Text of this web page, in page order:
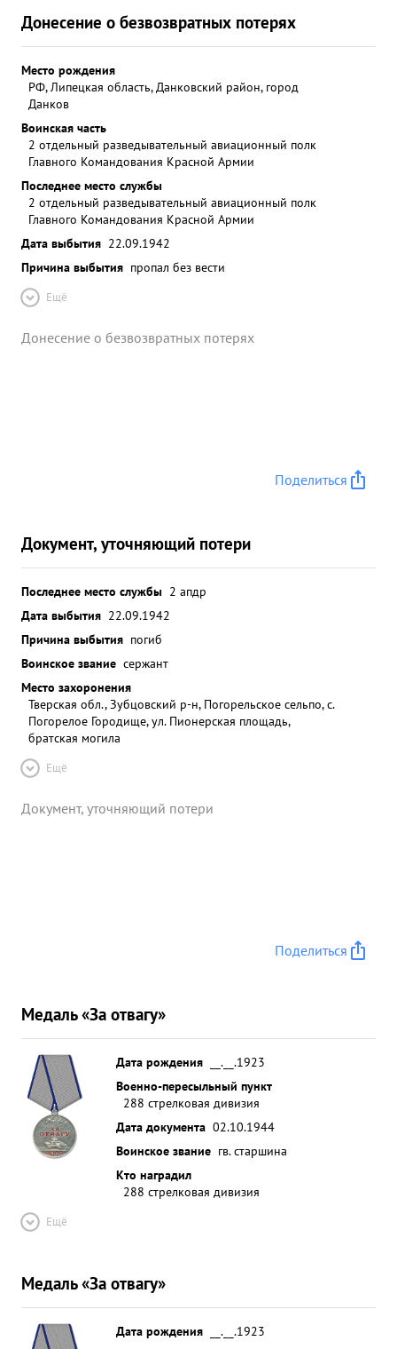
Донесение о безвозвратных потерях
Место рождения
РФ, Липецкая область, Данковский район, город
Данков
Воинская часть
2 отдельный разведывательный авиационный полк
Главного Командования Красной Армии
Последнее место службы
2 отдельный разведывательный авиационный полк
Главного Командования Красной Армии
Дата выбытия 22.09.1942
Причина выбытия пропал без вести
Ещё
Донесение о безвозвратных потерях
Поделиться
Документ, уточняющий потери
Последнее место службы 2 апдр
Дата выбытия 22.09.1942
Причина выбытия погиб
Воинское звание сержант
Место захоронения
Тверская обл., Зубцовский р-н, Погорельское сельпо, с.
Погорелое Городище, ул. Пионерская площадь,
братская могила
Ещё
Документ, уточняющий потери
Поделиться
Медаль «За отвагу»
Дата рождения
__.__.1923
Военно-пересыльный пункт
288 стрелковая дивизия
Дата документа 02.10.1944
Воинское звание гв. старшина
Кто наградил
288 стрелковая дивизия
Ещё
Медаль «За отвагу»
Дата рождения
__.__.1923